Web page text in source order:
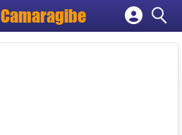
Camaragibe
Cadastrar empresa